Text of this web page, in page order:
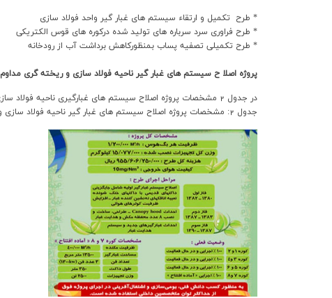
* طرح تکميل و ارتقاء سيستم هاي غبار گير واحد فولاد سازي
* طرح فراوري سرد سرباره هاي توليد شده درکوره هاي قوس الکتريکي
* طرح تکميلي تصفيه پساب بمنظورکاهش برداشت آب از رودخانه
پروژه اصلا ح سيستم هاي غبار گير ناحيه فولاد سازي و ريخته گري مداوم
در جدول 2 مشخصات پروژه اصلاح سيستم هاي غبارگيري ناحيه فولاد سازي و ريخته گري مداوم قابل مشاهده است.
جدول 2: مشخصات پروژه اصلاح سيستم هاي غبار گير ناحيه فولاد سازي و ريخته گري مداوم